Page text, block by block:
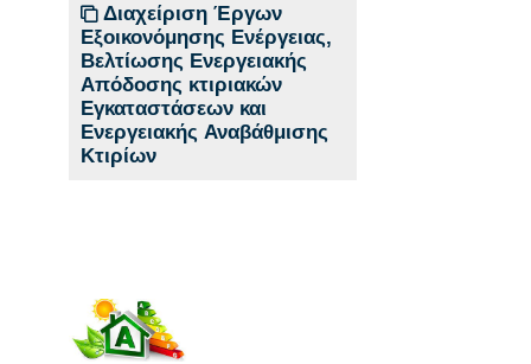
Διαχείριση Έργων
Εξοικονόμησης Ενέργειας,
Βελτίωσης Ενεργειακής
Απόδοσης κτιριακών
Εγκαταστάσεων και
Ενεργειακής Αναβάθμισης
Κτιρίων